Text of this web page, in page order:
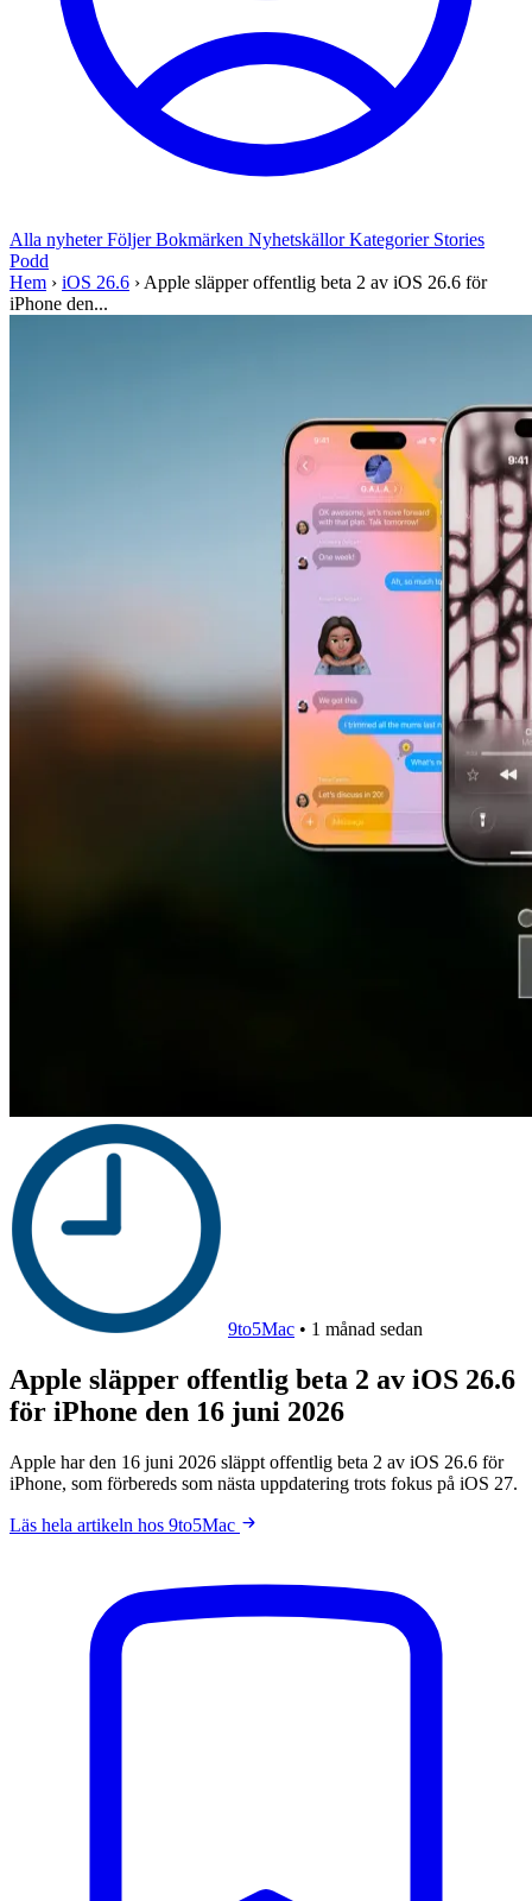
Alla nyheterFöljerBokmärken NyhetskällorKategorier Stories
Podd
Hem › iOS 26.6 › Apple släpper offentlig beta 2 av iOS 26.6 för
iPhone den...
9to5Mac • 1 månad sedan
Apple släpper offentlig beta 2 av iOS 26.6
för iPhone den 16 juni 2026
Apple har den 16 juni 2026 släppt offentlig beta 2 av iOS 26.6 för
iPhone, som förbereds som nästa uppdatering trots fokus på iOS 27.
Läs hela artikeln hos 9to5Mac